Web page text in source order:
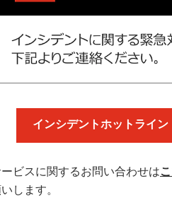
インシデントホットライン
ビスに関するお問い合わせは
します。